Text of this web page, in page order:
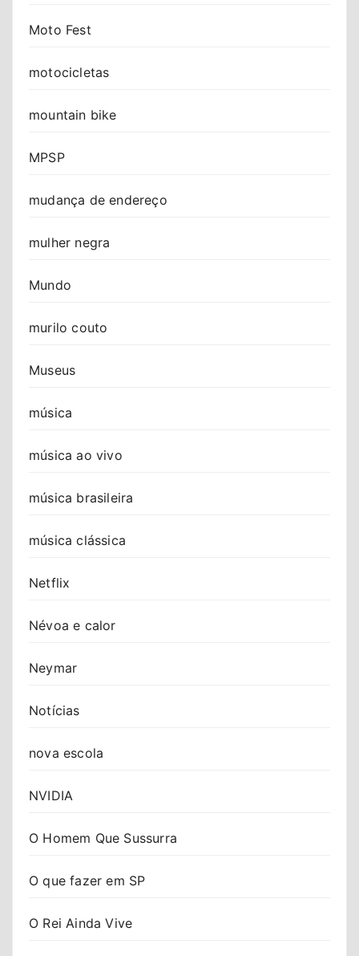
Moto Fest
motocicletas
mountain bike
MPSP
mudança de endereço
mulher negra
Mundo
murilo couto
Museus
música
música ao vivo
música brasileira
música clássica
Netflix
Névoa e calor
Neymar
Notícias
nova escola
NVIDIA
O Homem Que Sussurra
O que fazer em SP
O Rei Ainda Vive